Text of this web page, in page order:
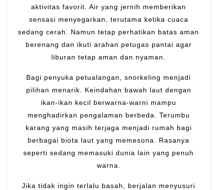
aktivitas favorit. Air yang jernih memberikan
sensasi menyegarkan, terutama ketika cuaca
sedang cerah. Namun tetap perhatikan batas aman
berenang dan ikuti arahan petugas pantai agar
liburan tetap aman dan nyaman.
Bagi penyuka petualangan, snorkeling menjadi
pilihan menarik. Keindahan bawah laut dengan
ikan-ikan kecil berwarna-warni mampu
menghadirkan pengalaman berbeda. Terumbu
karang yang masih terjaga menjadi rumah bagi
berbagai biota laut yang memesona. Rasanya
seperti sedang memasuki dunia lain yang penuh
warna.
Jika tidak ingin terlalu basah, berjalan menyusuri